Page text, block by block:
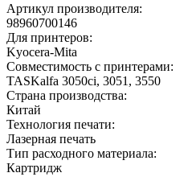
Артикул производителя:
98960700146
Для принтеров:
Kyocera-Mita
Совместимость с принтерами:
TASKalfa 3050ci, 3051, 3550
Страна производства:
Китай
Технология печати:
Лазерная печать
Тип расходного материала:
Картридж